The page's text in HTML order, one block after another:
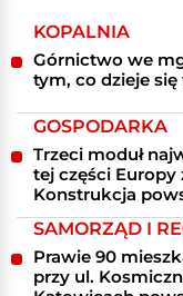
KOPALNIA
Górnictwo we
tym, co dzieje
GOSPODARKA
Trzeci moduł
tej części
Konstrukcja
SAMORZĄD I
Prawie 90
przy ul.